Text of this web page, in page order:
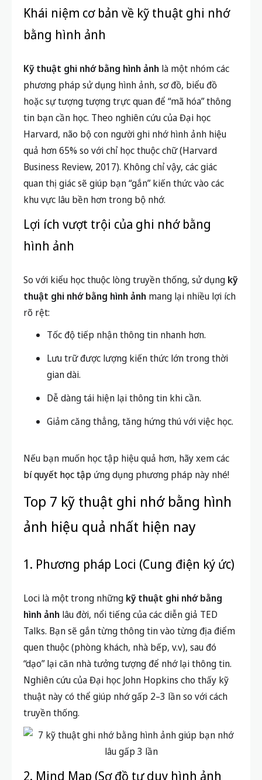
Khái niệm cơ bản về kỹ thuật ghi nhớ
bằng hình ảnh
Kỹ thuật ghi nhớ bằng hình ảnh là một nhóm các
phương pháp sử dụng hình ảnh, sơ đồ, biểu đồ
hoặc sự tượng tượng trực quan để “mã hóa” thông
tin bạn cần học. Theo nghiên cứu của Đại học
Harvard, não bộ con người ghi nhớ hình ảnh hiệu
quả hơn 65% so với chỉ học thuộc chữ (Harvard
Business Review, 2017). Không chỉ vậy, các giác
quan thị giác sẽ giúp bạn “gắn” kiến thức vào các
khu vực lâu bền hơn trong bộ nhớ.
Lợi ích vượt trội của ghi nhớ bằng
hình ảnh
So với kiểu học thuộc lòng truyền thống, sử dụng kỹ
thuật ghi nhớ bằng hình ảnh mang lại nhiều lợi ích
rõ rệt:
Tốc độ tiếp nhận thông tin nhanh hơn.
Lưu trữ được lượng kiến thức lớn trong thời
gian dài.
Dễ dàng tái hiện lại thông tin khi cần.
Giảm căng thẳng, tăng hứng thú với việc học.
Nếu bạn muốn học tập hiệu quả hơn, hãy xem các
bí quyết học tập ứng dụng phương pháp này nhé!
Top 7 kỹ thuật ghi nhớ bằng hình
ảnh hiệu quả nhất hiện nay
1. Phương pháp Loci (Cung điện ký ức)
Loci là một trong những kỹ thuật ghi nhớ bằng
hình ảnh lâu đời, nổi tiếng của các diễn giả TED
Talks. Bạn sẽ gắn từng thông tin vào từng địa điểm
quen thuộc (phòng khách, nhà bếp, v.v), sau đó
“dạo” lại căn nhà tưởng tượng để nhớ lại thông tin.
Nghiên cứu của Đại học John Hopkins cho thấy kỹ
thuật này có thể giúp nhớ gấp 2–3 lần so với cách
truyền thống.
2. Mind Map (Sơ đồ tư duy hình ảnh